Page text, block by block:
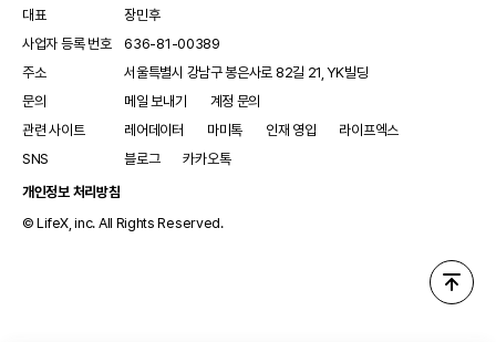
대표
장민후
사업자 등록 번호
636-81-00389
주소
서울특별시 강남구 봉은사로 82길 21, YK빌딩
문의
메일 보내기
계정 문의
관련 사이트
레어데이터 마미톡 인재 영입
라이프엑스
SNS
블로그
카카오톡
개인정보 처리방침
© LifeX, inc. All Rights Reserved.